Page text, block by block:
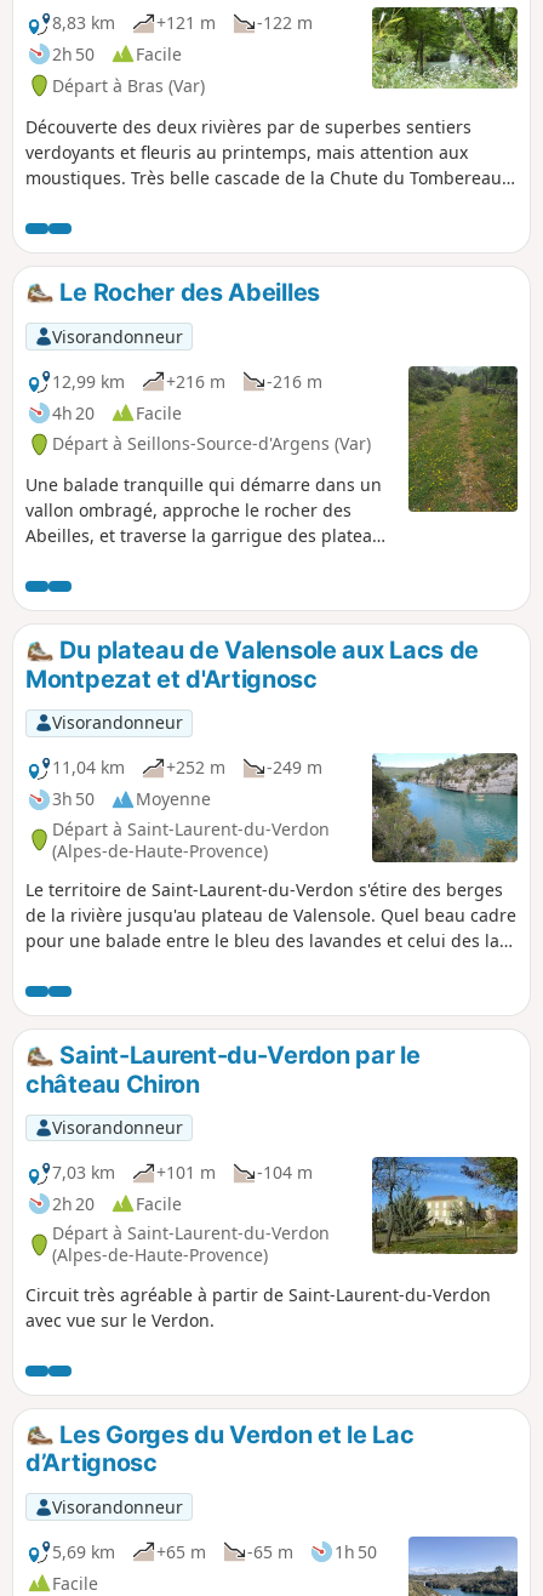
8,83 km
+121 m
-122 m
2h 50
Facile
Départ à Bras (Var)
Découverte des deux rivières par de superbes sentiers
verdoyants et fleuris au printemps, mais attention aux
moustiques. Très belle cascade de la Chute du Tombereau,
Le Rocher des Abeilles
Visorandonneur
12,99 km
+216 m
-216 m
4h 20
Facile
Départ à Seillons-Source-d'Argens (Var)
Une balade tranquille qui démarre dans un
vallon ombragé, approche le rocher des
Abeilles, et traverse la garrigue des plateaux
ce secteur pendant l'été 2017
Du plateau de Valensole aux Lacs de
Montpezat et d'Artignosc
Visorandonneur
11,04 km
+252 m
-249 m
3h 50
Moyenne
Départ à Saint-Laurent-du-Verdon
(Alpes-de-Haute-Provence)
Le territoire de Saint-Laurent-du-Verdon s'étire des berges
de la rivière jusqu'au plateau de Valensole. Quel beau cadre
pour une balade entre le bleu des lavandes et celui des lacs
si en plus, le ciel s'est mis sur son 31, quelle symphonie de
bleus !
Saint-Laurent-du-Verdon par le
château Chiron
Visorandonneur
7,03 km
+101 m
-104 m
2h 20
Facile
Départ à Saint-Laurent-du-Verdon
(Alpes-de-Haute-Provence)
Circuit très agréable à partir de Saint-Laurent-du-Verdon
avec vue sur le Verdon.
Les Gorges du Verdon et le Lac
d’Artignosc
Visorandonneur
5,69 km
+65 m -65 m
1h 50
Facile